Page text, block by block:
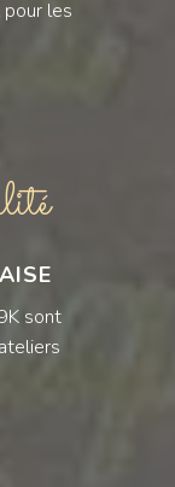
les
sont